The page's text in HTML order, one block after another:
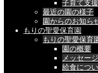
子育て支
最近の園の様子
園からのお知ら
もりの聖愛保育園
もりの聖愛保育
園の概要
メッセージ
給食につ